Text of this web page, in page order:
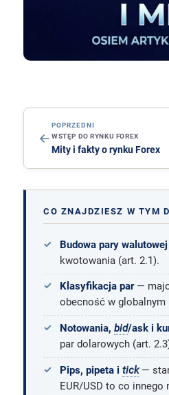
POPRZEDNI
WSTĘP DO RYNKU FOREX
Mity i fakty o rynku Forex
CO ZNAJDZIESZ W TYM
Budowa pary walutowej
kwotowania (art. 2.1).
Klasyfikacja par—
obecność w globalnym
Notowania, bid/ask i
par dolarowych (art.
Pips, pipeta i tick—
EUR/USD to co innego